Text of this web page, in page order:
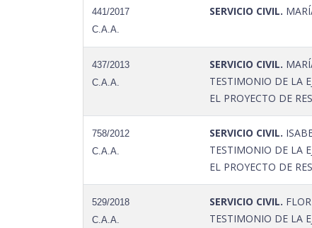
441/2017
C.A.A.
SERVICIO CIVIL.
437/2013
C.A.A.
SERVICIO CIVIL.
TESTIMONIO DE LA
EL PROYECTO DE
758/2012
C.A.A.
SERVICIO CIVIL.
TESTIMONIO DE LA
EL PROYECTO DE
529/2018
C.A.A.
SERVICIO CIVIL.
TESTIMONIO DE LA